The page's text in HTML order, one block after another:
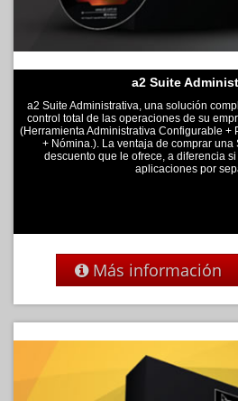
a2 Suite
a2 Suite Administrativa, una solución
control total de las operaciones de su
(Herramienta Administrativa Configurable +
+ Nómina.). La ventaja de comprar una
descuento que le ofrece, a diferencia
aplicaciones por
Más información